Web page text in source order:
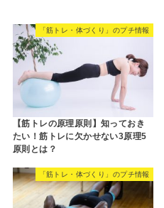
「筋トレ・体づくり」のプチ情報
【筋トレの原理原則】知っておき
たい！筋トレに欠かせない3原理5
原則とは？
「筋トレ・体づくり」のプチ情報